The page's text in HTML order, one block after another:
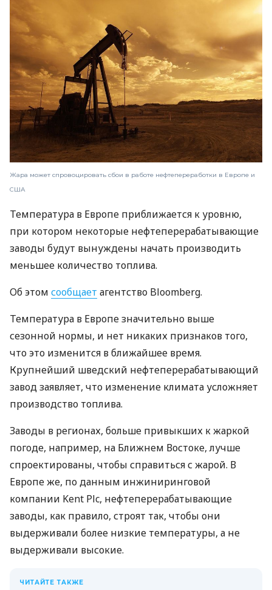
Жара может спровоцировать сбои в работе нефтепереработки в Европе и
США
Температура в Европе приближается к уровню,
при котором некоторые нефтеперерабатывающие
заводы будут вынуждены начать производить
меньшее количество топлива.
Об этом сообщает агентство Bloomberg.
Температура в Европе значительно выше
сезонной нормы, и нет никаких признаков того,
что это изменится в ближайшее время.
Крупнейший шведский нефтеперерабатывающий
завод заявляет, что изменение климата усложняет
производство топлива.
Заводы в регионах, больше привыкших к жаркой
погоде, например, на Ближнем Востоке, лучше
спроектированы, чтобы справиться с жарой. В
Европе же, по данным инжиниринговой
компании Kent Plc, нефтеперерабатывающие
заводы, как правило, строят так, чтобы они
выдерживали более низкие температуры, а не
выдерживали высокие.
ЧИТАЙТЕ ТАКЖЕ